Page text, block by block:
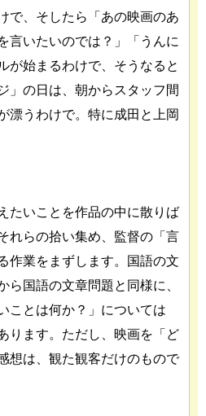
で、そしたら「あの映画のあ
言いたいのでは？」「うんに
が始まるわけで、そうなると
」の日は、朝からスタッフ間
漂うわけで。特に成田と上岡
たいことを作品の中に散りば
れらの拾い集め、監督の「言
作業をまずします。国語の文
ら国語の文章問題と同様に、
ことは何か？」については
ります。ただし、映画を「ど
想は、観た観客だけのもので